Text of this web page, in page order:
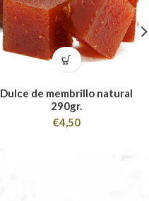
Dulce de membrillo natural
290gr.
€4,50